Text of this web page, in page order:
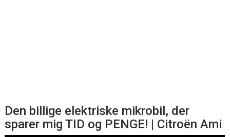
Den billige elektriske mikrobil, der
sparer mig TID og PENGE! | Citroën Ami